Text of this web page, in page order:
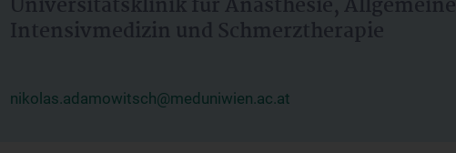
Intensivmedizin und Schmerztherapie
nikolas.adamowitsch@meduniwien.ac.at